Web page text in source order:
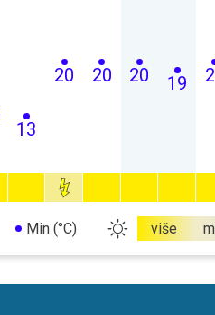
13
20 20 20 19
Min (°C) više